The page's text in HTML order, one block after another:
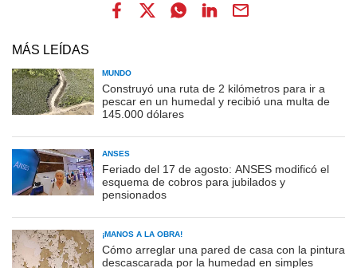
MÁS LEÍDAS
MUNDO
Construyó una ruta de 2 kilómetros para ir a
pescar en un humedal y recibió una multa de
145.000 dólares
ANSES
Feriado del 17 de agosto: ANSES modificó el
esquema de cobros para jubilados y
pensionados
¡MANOS A LA OBRA!
Cómo arreglar una pared de casa con la pintura
descascarada por la humedad en simples